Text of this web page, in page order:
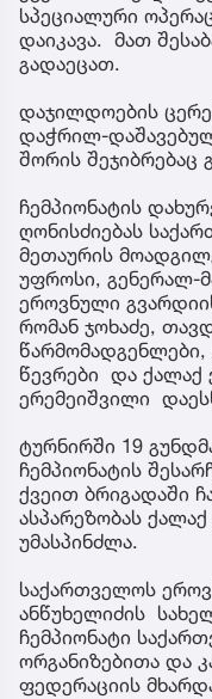
სპეციალური
დაიკავა. მათ
გადაეცათ.
დაჯილდოების
დაჭრილ-
შორის შეჯიბრებაც
ჩემპიონატის
ღონისძიებას
მეთაურის
უფროსი, გენერალ-
ეროვნული
რომან ჯოხაძე,
წარმომადგენლები,
წევრები და ქალაქ
ერემეიშვილი
ტურნირში 19
ჩემპიონატის
ქვეით ბრიგადაში
ასპარეზობას
უმასპინძლა.
საქართველოს
ანწუხელიძის
ჩემპიონატი
ორგანიზებითა და
ფედერაციის